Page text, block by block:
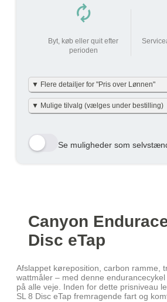
Din lønnedgang (før skat
| efter skat)
Beskatning (lidt som fri
Din Pris over Lønnen
autorenew
Byt, køb eller quit efter
perioden
▼ Flere detailjer for "Pris over Lønnen"
Vi har gjort det enkelt og har allerede
for dig i nettoudgiften + skat pr. måned
gennemsnitslig skatteprocent på 40 %
som man ikke skal betale ved cykel
skatteprocent: 32%). Skatten kan
År 1 469 kr
Gennemsnit 349 kr
Lær mere hvordan JOOLL fungerer her
▼ Mulige tilvalg (vælges under bestilling)
den gule bestil knap og se alle tilvalg du
denne cykelSe muligheder som
Canyon
Disc eTap
Afslappet køreposition, carbon ramme,
wattmåler – med denne
på alle veje. Inden for dette prisniveau
SL 8 Disc eTap fremragende fart og